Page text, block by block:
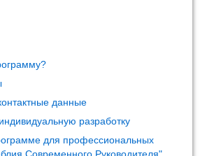
данные
разработку
для профессиональных